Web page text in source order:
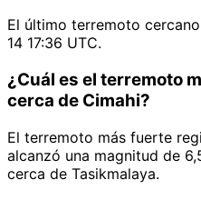
El último terremoto
14 17:36 UTC.
¿Cuál es el terremoto
cerca de Cimahi?
El terremoto más fuerte
alcanzó una magnitud de
cerca de Tasikmalaya.